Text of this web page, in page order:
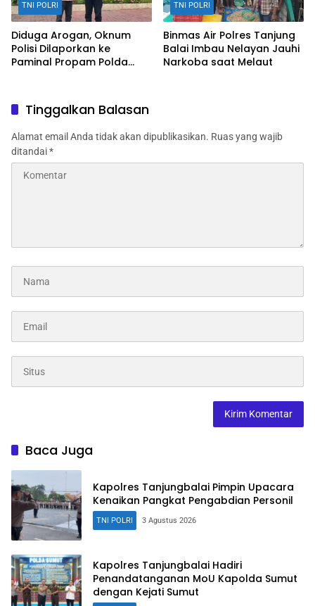
TNI POLRI
Diduga Arogan, Oknum
Polisi Dilaporkan ke
Paminal Propam Polda
TNI POLRI
Binmas Air Polres Tanjung
Balai Imbau Nelayan Jauhi
Narkoba saat Melaut
Tinggalkan Balasan
Alamat email Anda tidak akan dipublikasikan. Ruas yang wajib
ditandai*
Baca Juga
Kapolres Tanjungbalai Pimpin Upacara
Kenaikan Pangkat Pengabdian Personil
TNI POLRI 3 Agustus 2026
Kapolres Tanjungbalai Hadiri
Penandatanganan MoU Kapolda Sumut
dengan Kejati Sumut